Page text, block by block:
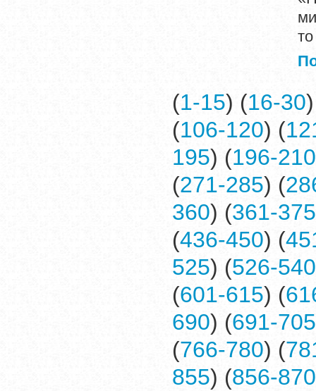
(1-15) (16-30
(106-120) (
195) (196-210
(271-285) (
360) (361-375
(436-450) (
525) (526-540
(601-615) (
690) (691-705
(766-780) (
855) (856-870